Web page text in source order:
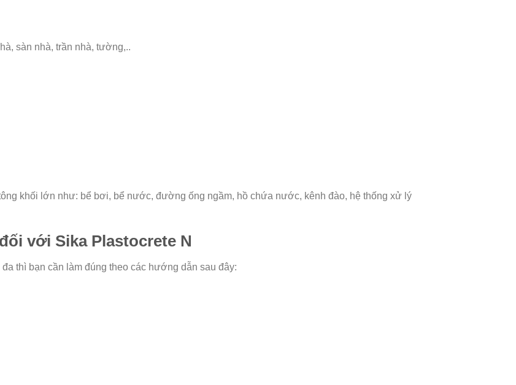
sàn nhà, trần nhà, tường,..
khối lớn như: bể bơi, bể nước, đường ống ngầm, hồ chứa nước, kênh đào, hệ thống xử lý
với Sika Plastocrete N
thì bạn cần làm đúng theo các hướng dẫn sau đây: